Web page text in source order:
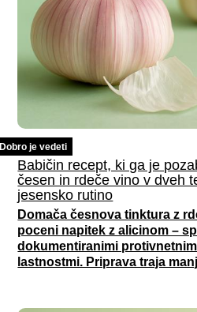
Dobro je vedeti
Babičin recept, ki ga je
česen in rdeče vino v dveh
jesensko rutino
Domača česnova tinktura z
poceni napitek z alicinom –
dokumentiranimi
lastnostmi. Priprava traja